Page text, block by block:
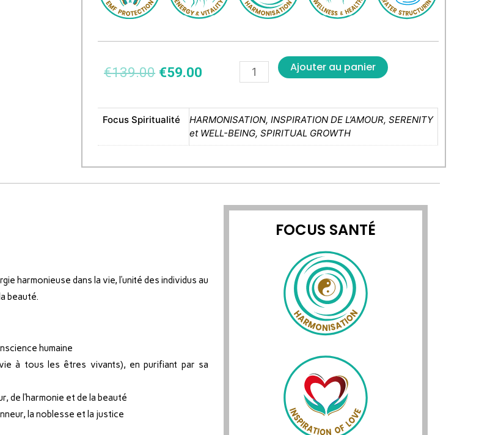
€139.00 €59.00 Ajouter au panier
Focus Spiritualité
HARMONISATION, INSPIRATION DE L’AMOUR, SERENITY
et WELL-BEING, SPIRITUAL GROWTH
harmonieuse dans la vie, l’unité des individus au
beauté.
humaine
vie à tous les êtres vivants), en purifiant par sa
de l’harmonie et de la beauté
la noblesse et la justice
FOCUS SANTÉ